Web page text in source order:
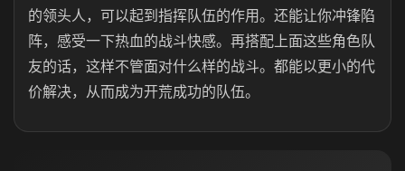
的领头人，可以起到指挥队伍的作用。还能让你冲锋陷
阵，感受一下热血的战斗快感。再搭配上面这些角色队
友的话，这样不管面对什么样的战斗。都能以更小的代
价解决，从而成为开荒成功的队伍。